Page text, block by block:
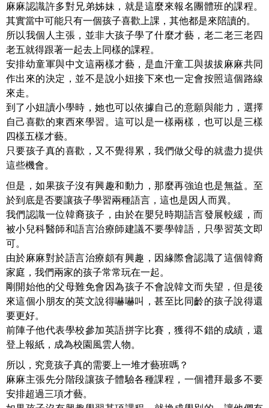
麻麻認識許多對兄弟姊妹，就是這麼來報名團體班的課程。
其實當中可能只有一個孩子喜歡上課，其他都是來陪讀的。
所以我個人主張，並非大孩子學了什麼才藝，老二老三老四
老五就得跟著一起去上同樣的課程。
安排幼童軍與中文這兩樣才藝，是血汗童工與拔拔麻麻共同
作出來的決定，並不是說小妞接下來也一定會按照這個路線
來走。
到了小妞讀小學時，她也可以依據自己的意願與能力，選擇
自己喜歡的東西來學習。這可以是一樣兩樣，也可以是三樣
四樣五樣才藝。
只要孩子真的喜歡，又不覺得累，我們做父母的就盡力提供
這些機會。
但是，如果孩子沒有興趣和動力，那麼再強迫也是無益。至
於到底是否要讓孩子學習兩種語言，這也是因人而異。
我們認識一位韓裔孩子，由於在嬰兒時期語言發展較緩，而
被小兒科醫師和語言治療師建議不要學韓語，只學習英文即
可。
由於麻麻對於語言治療頗有興趣，因緣際會認識了這個韓裔
家庭，我們兩家的孩子常常玩在一起。
剛開始他的父母難免會因為孩子不會說韓文而失望，但是後
來這個小朋友的英文說得嚇嚇叫，甚至比同齡的孩子說得還
要更好。
前陣子他代表學校參加英語拼字比賽，獲得不錯的成績，還
登上報紙，成為校園風雲人物。
所以，究竟孩子真的需要上一堆才藝班嗎？
麻麻主張先分階段讓孩子體驗各種課程，一個禮拜最多不要
安排超過三項才藝。